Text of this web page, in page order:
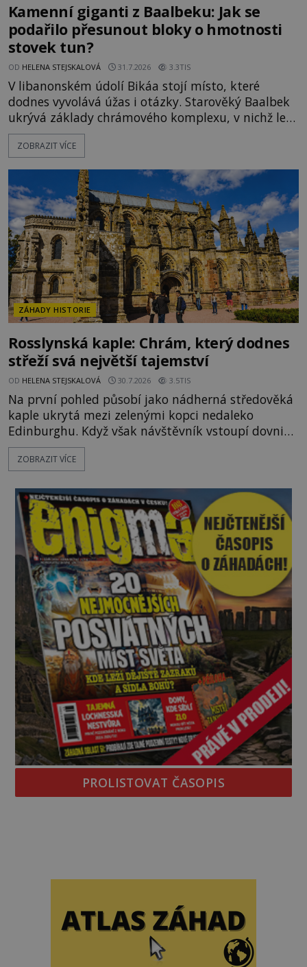
Kamenní giganti z Baalbeku: Jak se
podařilo přesunout bloky o hmotnosti
stovek tun?
OD HELENA STEJSKALOVÁ 31.7.2026 3.3TIS
V libanonském údolí Bikáa stojí místo, které
dodnes vyvolává úžas i otázky. Starověký Baalbek
ukrývá základy chrámového komplexu, v nichž leží
kameny tak obrovské, že se zdá téměř nemožné je
přesunout. Některé bloky váží kolem tisíce tun,
kolosů dokonce odhadem až 1650 tun. Jak lidé bez
moderních strojů dokázali takové giganty vytesat,
dopravit a přesně u
ZOBRAZIT VÍCE
ZÁHADY HISTORIE
Rosslynská kaple: Chrám, který dodnes
střeží svá největší tajemství
OD HELENA STEJSKALOVÁ 30.7.2026 3.5TIS
Na první pohled působí jako nádherná středověká
kaple ukrytá mezi zelenými kopci nedaleko
Edinburghu. Když však návštěvník vstoupí dovnitř,
ocitá se uprostřed kamenného labyrintu symbolů,
které už po staletí podněcují představivost
výzdobě Rosslynské kaple skutečně ukryty stopy
templářů, svobodných zednářů nebo dokonce
Svatého grálu? Nebo jde o j
ZOBRAZIT VÍCE
PROLISTOVAT ČASOPIS